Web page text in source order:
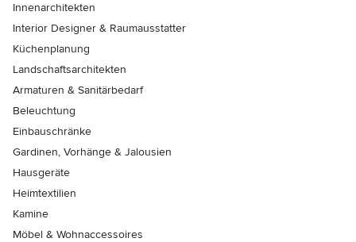
Innenarchitekten
Interior Designer & Raumausstatter
Küchenplanung
Landschaftsarchitekten
Armaturen & Sanitärbedarf
Beleuchtung
Einbauschränke
Gardinen, Vorhänge & Jalousien
Hausgeräte
Heimtextilien
Kamine
Möbel & Wohnaccessoires